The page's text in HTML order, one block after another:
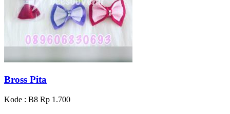
Bross Pita
Kode : B8 Rp 1.700